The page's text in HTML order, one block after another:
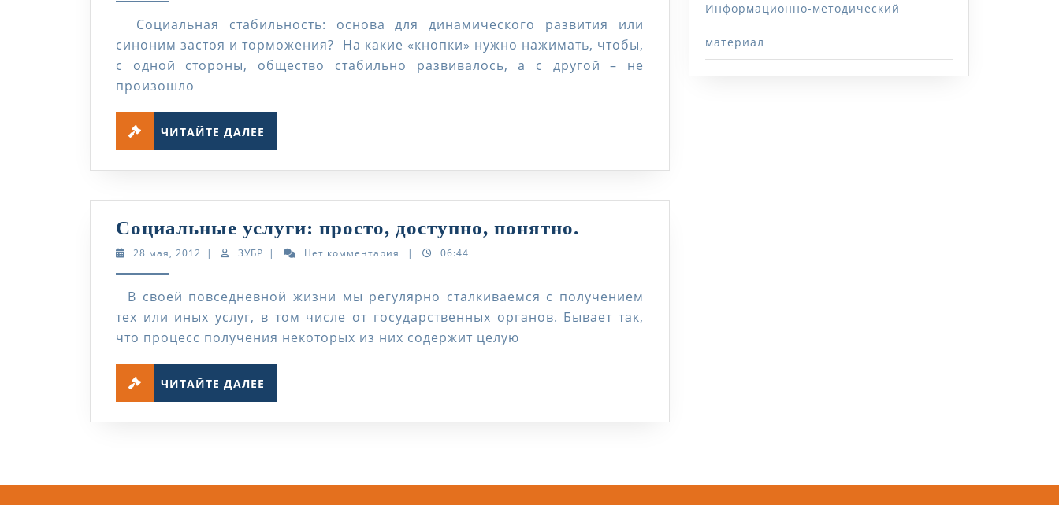
постоянные
изменения?…
Социальная стабильность: основа для динамического развития или
синоним застоя и торможения? На какие «кнопки» нужно нажимать, чтобы,
с одной стороны, общество стабильно развивалось, а с другой – не
произошло
ЧИТАЙТЕ ДАЛЕЕ
Социальные услуги: просто, доступно, понятно.
доступно,
понятно.
28 мая, 2012 28| ЗУБР ЗУБР
| Нет комментария | 06:44
В своей повседневной жизни мы регулярно сталкиваемся с получением
тех или иных услуг, в том числе от государственных органов. Бывает так,
что процесс получения некоторых из них содержит целую
ЧИТАЙТЕ ДАЛЕЕ
Информационно-методический
материал